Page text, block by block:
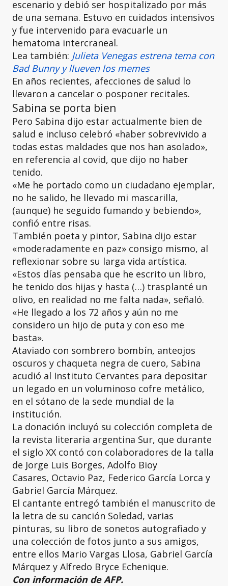
escenario y debió ser hospitalizado por más
de una semana. Estuvo en cuidados intensivos
y fue intervenido para evacuarle un
hematoma intercraneal.
Lea también: Julieta Venegas estrena tema con
Bad Bunny y llueven los memes
En años recientes, afecciones de salud lo
llevaron a cancelar o posponer recitales.
Sabina se porta bien
Pero Sabina dijo estar actualmente bien de
salud e incluso celebró «haber sobrevivido a
todas estas maldades que nos han asolado»,
en referencia al covid, que dijo no haber
tenido.
«Me he portado como un ciudadano ejemplar,
no he salido, he llevado mi mascarilla,
(aunque) he seguido fumando y bebiendo»,
confió entre risas.
También poeta y pintor, Sabina dijo estar
«moderadamente en paz» consigo mismo, al
reflexionar sobre su larga vida artística.
«Estos días pensaba que he escrito un libro,
he tenido dos hijas y hasta (…) trasplanté un
olivo, en realidad no me falta nada», señaló.
«He llegado a los 72 años y aún no me
considero un hijo de puta y con eso me
basta».
Ataviado con sombrero bombín, anteojos
oscuros y chaqueta negra de cuero, Sabina
acudió al Instituto Cervantes para depositar
un legado en un voluminoso cofre metálico,
en el sótano de la sede mundial de la
institución.
La donación incluyó su colección completa de
la revista literaria argentina Sur, que durante
el siglo XX contó con colaboradores de la talla
de Jorge Luis Borges, Adolfo Bioy
Casares, Octavio Paz, Federico García Lorca y
Gabriel García Márquez.
El cantante entregó también el manuscrito de
la letra de su canción Soledad, varias
pinturas, su libro de sonetos autografiado y
una colección de fotos junto a sus amigos,
entre ellos Mario Vargas Llosa, Gabriel García
Márquez y Alfredo Bryce Echenique.
Con información de AFP.